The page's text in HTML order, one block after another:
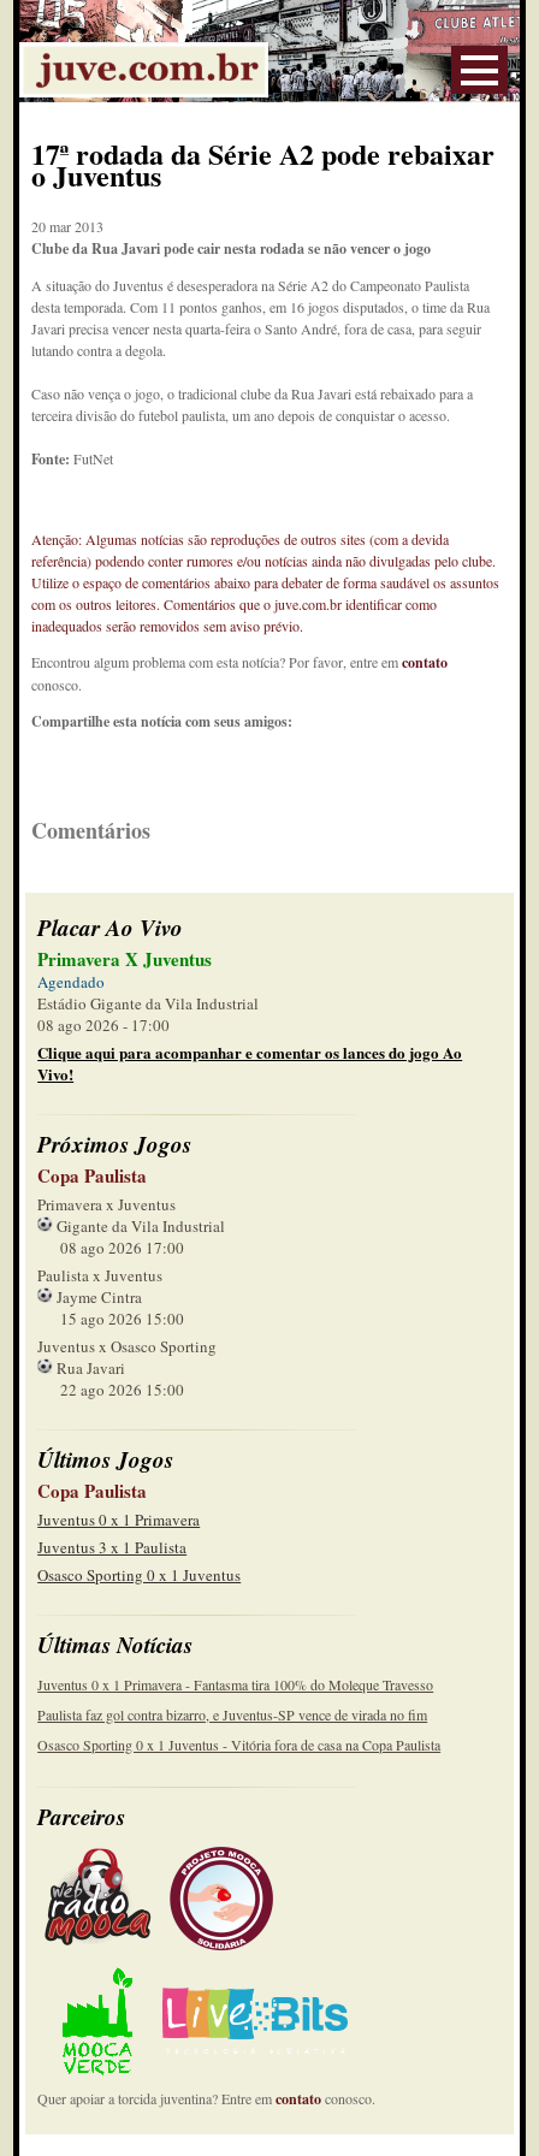
17ª rodada da Série A2 pode rebaixar
o Juventus
20 mar 2013
Clube da Rua Javari pode cair nesta rodada se não vencer o jogo
A situação do Juventus é desesperadora na Série A2 do Campeonato Paulista
desta temporada. Com 11 pontos ganhos, em 16 jogos disputados, o time da Rua
Javari precisa vencer nesta quarta-feira o Santo André, fora de casa, para seguir
lutando contra a degola.
Caso não vença o jogo, o tradicional clube da Rua Javari está rebaixado para a
terceira divisão do futebol paulista, um ano depois de conquistar o acesso.
Fonte:FutNet
Atenção: Algumas notícias são reproduções de outros sites (com a devida
referência) podendo conter rumores e/ou notícias ainda não divulgadas pelo clube.
Utilize o espaço de comentários abaixo para debater de forma saudável os assuntos
com os outros leitores. Comentários que o juve.com.br identificar como
inadequados serão removidos sem aviso prévio.
Encontrou algum problema com esta notícia? Por favor, entre emcontato
conosco.
Compartilhe esta notícia com seus amigos:
Comentários
Placar Ao Vivo
Primavera X Juventus
Agendado
Estádio Gigante da Vila Industrial
08 ago 2026 - 17:00
Clique aqui para acompanhar e comentar os lances do jogo Ao
Vivo!
Próximos Jogos
Copa Paulista
Primavera x Juventus
Gigante da Vila Industrial
08 ago 2026 17:00
Paulista x Juventus
Jayme Cintra
15 ago 2026 15:00
Juventus x Osasco Sporting
Rua Javari
22 ago 2026 15:00
Últimos Jogos
Copa Paulista
Juventus 0 x 1 Primavera
Juventus 3 x 1 Paulista
Osasco Sporting 0 x 1 Juventus
Últimas Notícias
Juventus 0 x 1 Primavera - Fantasma tira 100% do Moleque Travesso
Paulista faz gol contra bizarro, e Juventus-SP vence de virada no fim
Osasco Sporting 0 x 1 Juventus - Vitória fora de casa na Copa Paulista
Parceiros
Quer apoiar a torcida juventina? Entre emcontatoconosco.